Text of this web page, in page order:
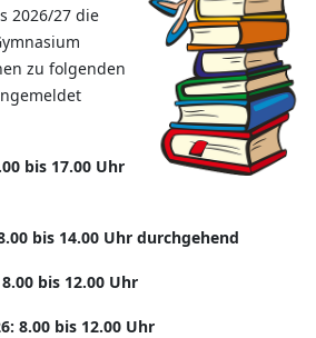
2026/27 die
zu folgenden
bis 17.00 Uhr
bis 14.00 Uhr durchgehend
bis 12.00 Uhr
8.00 bis 12.00 Uhr